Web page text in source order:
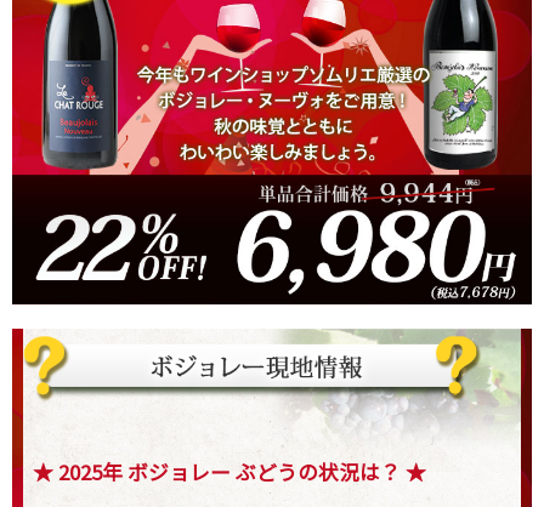
★ 2025年 ボジョレー ぶどうの状況は？ ★